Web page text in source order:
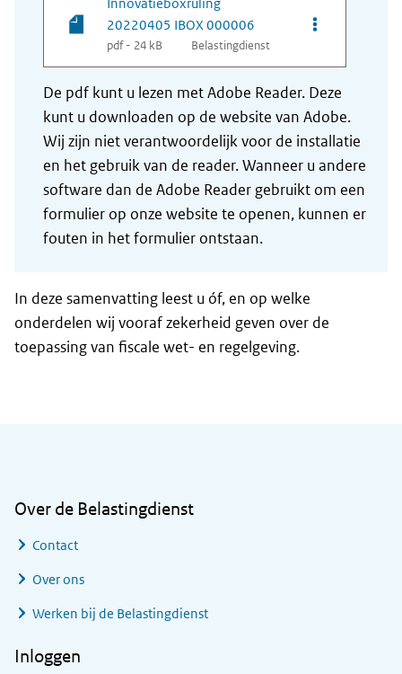
20220405 IBOX 000006
pdf - 24 kB Belastingdienst
Opties van
De pdf kunt u lezen met Adobe Reader. Deze
kunt u downloaden op de website van Adobe.
Wij zijn niet verantwoordelijk voor de installatie
en het gebruik van de reader. Wanneer u andere
software dan de Adobe Reader gebruikt om een
formulier op onze website te openen, kunnen er
fouten in het formulier ontstaan.
In deze samenvatting leest u óf, en op welke
onderdelen wij vooraf zekerheid geven over de
toepassing van fiscale wet- en regelgeving.
Over de Belastingdienst
Contact
Over ons
Werken bij de Belastingdienst
Inloggen